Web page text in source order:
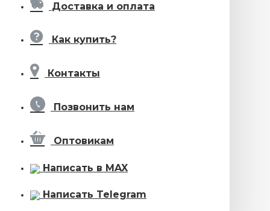
Доставка и оплата
Как купить?
Контакты
Позвонить нам
Оптовикам
Написать в MAX
Написать Telegram